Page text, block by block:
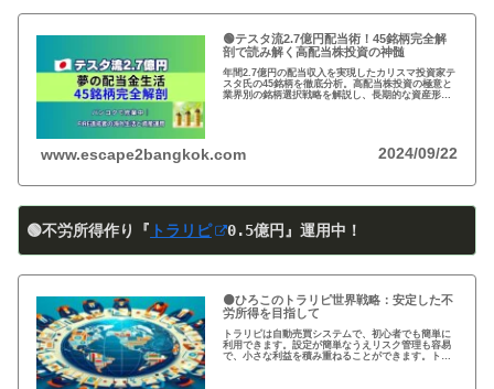
🟢テスタ流2.7億円配当術！45銘柄完全解
剖で読み解く高配当株投資の神髄
年間2.7億円の配当収入を実現したカリスマ投資家テ
スタ氏の45銘柄を徹底分析。高配当株投資の極意と
業界別の銘柄選択戦略を解説し、長期的な資産形成
www.escape2bangkok.com 2024/09/22
🟢不労所得作り『 トラリピ 0.5億円』運用中！
🟠ひろこのトラリピ世界戦略：安定した不
労所得を目指して
トラリピは自動売買システムで、初心者でも簡単に
利用できます。設定が簡単なうえリスク管理も容易
で、小さな利益を積み重ねることができます。トラ